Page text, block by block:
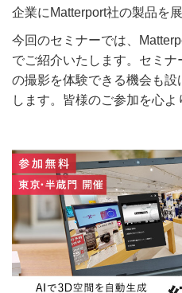
企業にMatterport社の製品を
今回のセミナーでは、
でご紹介いたします。セミ
の撮影を体験できる機会も
します。皆様のご参加を心よ